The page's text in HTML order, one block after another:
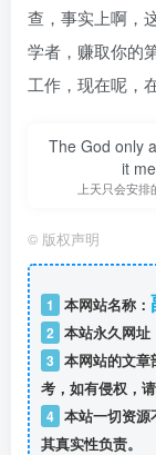
查，事实上啊，
学者，赚取你的
工作，现在呢，
The God only
it
上天只会安
© 版权声明
1 本网站名称：
2 本站永久网址
3 本网站的文章
考，如有侵权，
4 本站一切资源
其真实性负责。